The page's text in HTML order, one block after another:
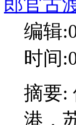
编辑
时间
摘要:
港，